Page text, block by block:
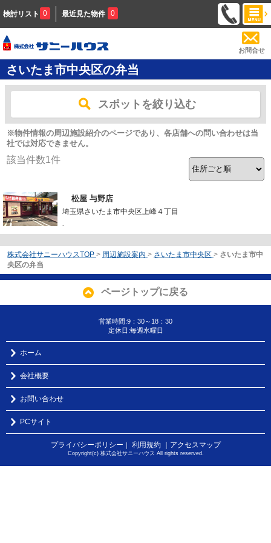
検討リスト 0 最近見た物件 0
お問合せ
さいたま市中央区の弁当
スポットを絞り込む
※物件情報の周辺施設紹介のページであり、各店舗への問い合わせは当
社では対応できません。
該当件数1件
松屋 与野店
埼玉県さいたま市中央区上峰４丁目
-
株式会社サニーハウスTOP > 周辺施設案内 > さいたま市中央区 > さいたま市中
央区の弁当
ページトップに戻る
営業時間:9：30～18：30
定休日:毎週水曜日
ホーム
会社概要
お問い合わせ
PCサイト
プライバシーポリシー ｜ 利用規約 ｜アクセスマップ
Copyright(c) 株式会社サニーハウス All rights reserved.